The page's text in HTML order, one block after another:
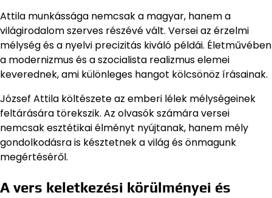
Attila munkássága nemcsak a magyar, hanem a
világirodalom szerves részévé vált. Versei az érzelmi
mélység és a nyelvi precizitás kiváló példái. Életművében
a modernizmus és a szocialista realizmus elemei
keverednek, ami különleges hangot kölcsönöz írásainak.
József Attila költészete az emberi lélek mélységeinek
feltárására törekszik. Az olvasók számára versei
nemcsak esztétikai élményt nyújtanak, hanem mély
gondolkodásra is késztetnek a világ és önmagunk
megértéséről.
A vers keletkezési körülményei és